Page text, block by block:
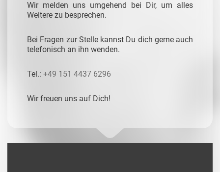
Wir melden uns umgehend bei Dir, um alles
Weitere zu besprechen.
Bei Fragen zur Stelle kannst Du dich gerne auch
telefonisch an ihn wenden.
Tel.: +49 151 4437 6296
Wir freuen uns auf Dich!